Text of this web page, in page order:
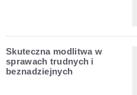
Skuteczna modlitwa w
sprawach trudnych i
beznadziejnych